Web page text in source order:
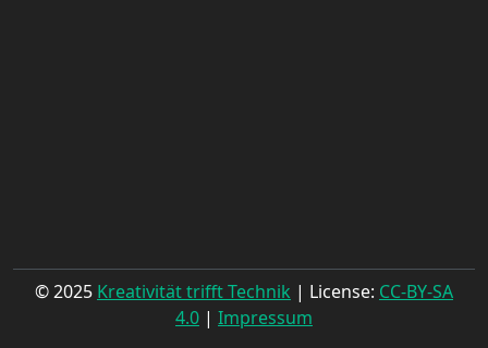
© 2025 Kreativität trifft Technik | License: CC-BY-SA
4.0 | Impressum